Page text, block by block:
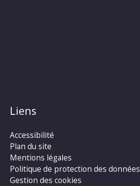
Liens
Accessibilité
Plan du site
Mentions légales
Politique de protection des données
Gestion des cookies